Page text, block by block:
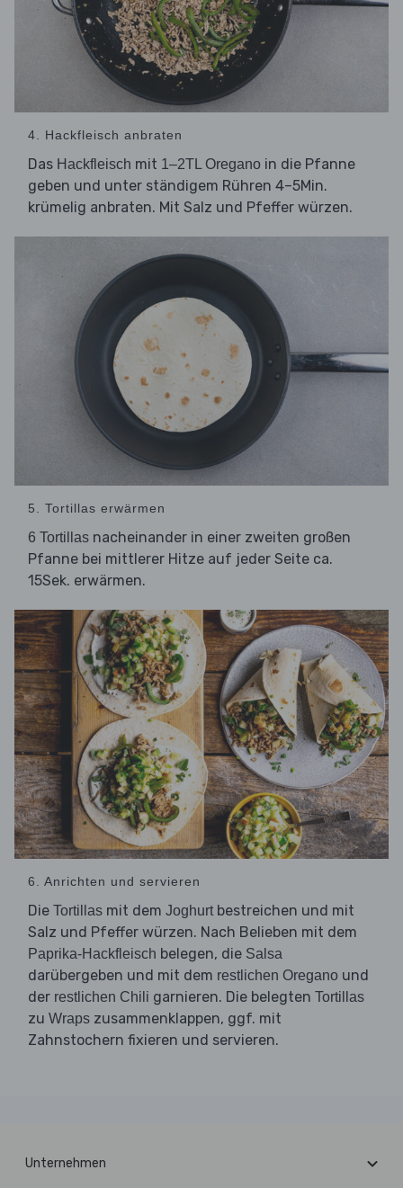
4. Hackfleisch anbraten
Das Hackfleisch mit 1–2TL Oregano in die Pfanne
geben und unter ständigem Rühren 4–5Min.
krümelig anbraten. Mit Salz und Pfeffer würzen.
5. Tortillas erwärmen
6 Tortillas nacheinander in einer zweiten großen
Pfanne bei mittlerer Hitze auf jeder Seite ca.
15Sek. erwärmen.
6. Anrichten und servieren
Die Tortillas mit dem Joghurtbestreichen und mit
Salz und Pfeffer würzen. Nach Belieben mit dem
Paprika-Hackfleisch belegen, die Salsa
darübergeben und mit dem restlichen Oregano und
der restlichen Chili garnieren. Die belegten Tortillas
zu Wraps zusammenklappen, ggf. mit
Zahnstochern fixieren und servieren.
Unternehmen